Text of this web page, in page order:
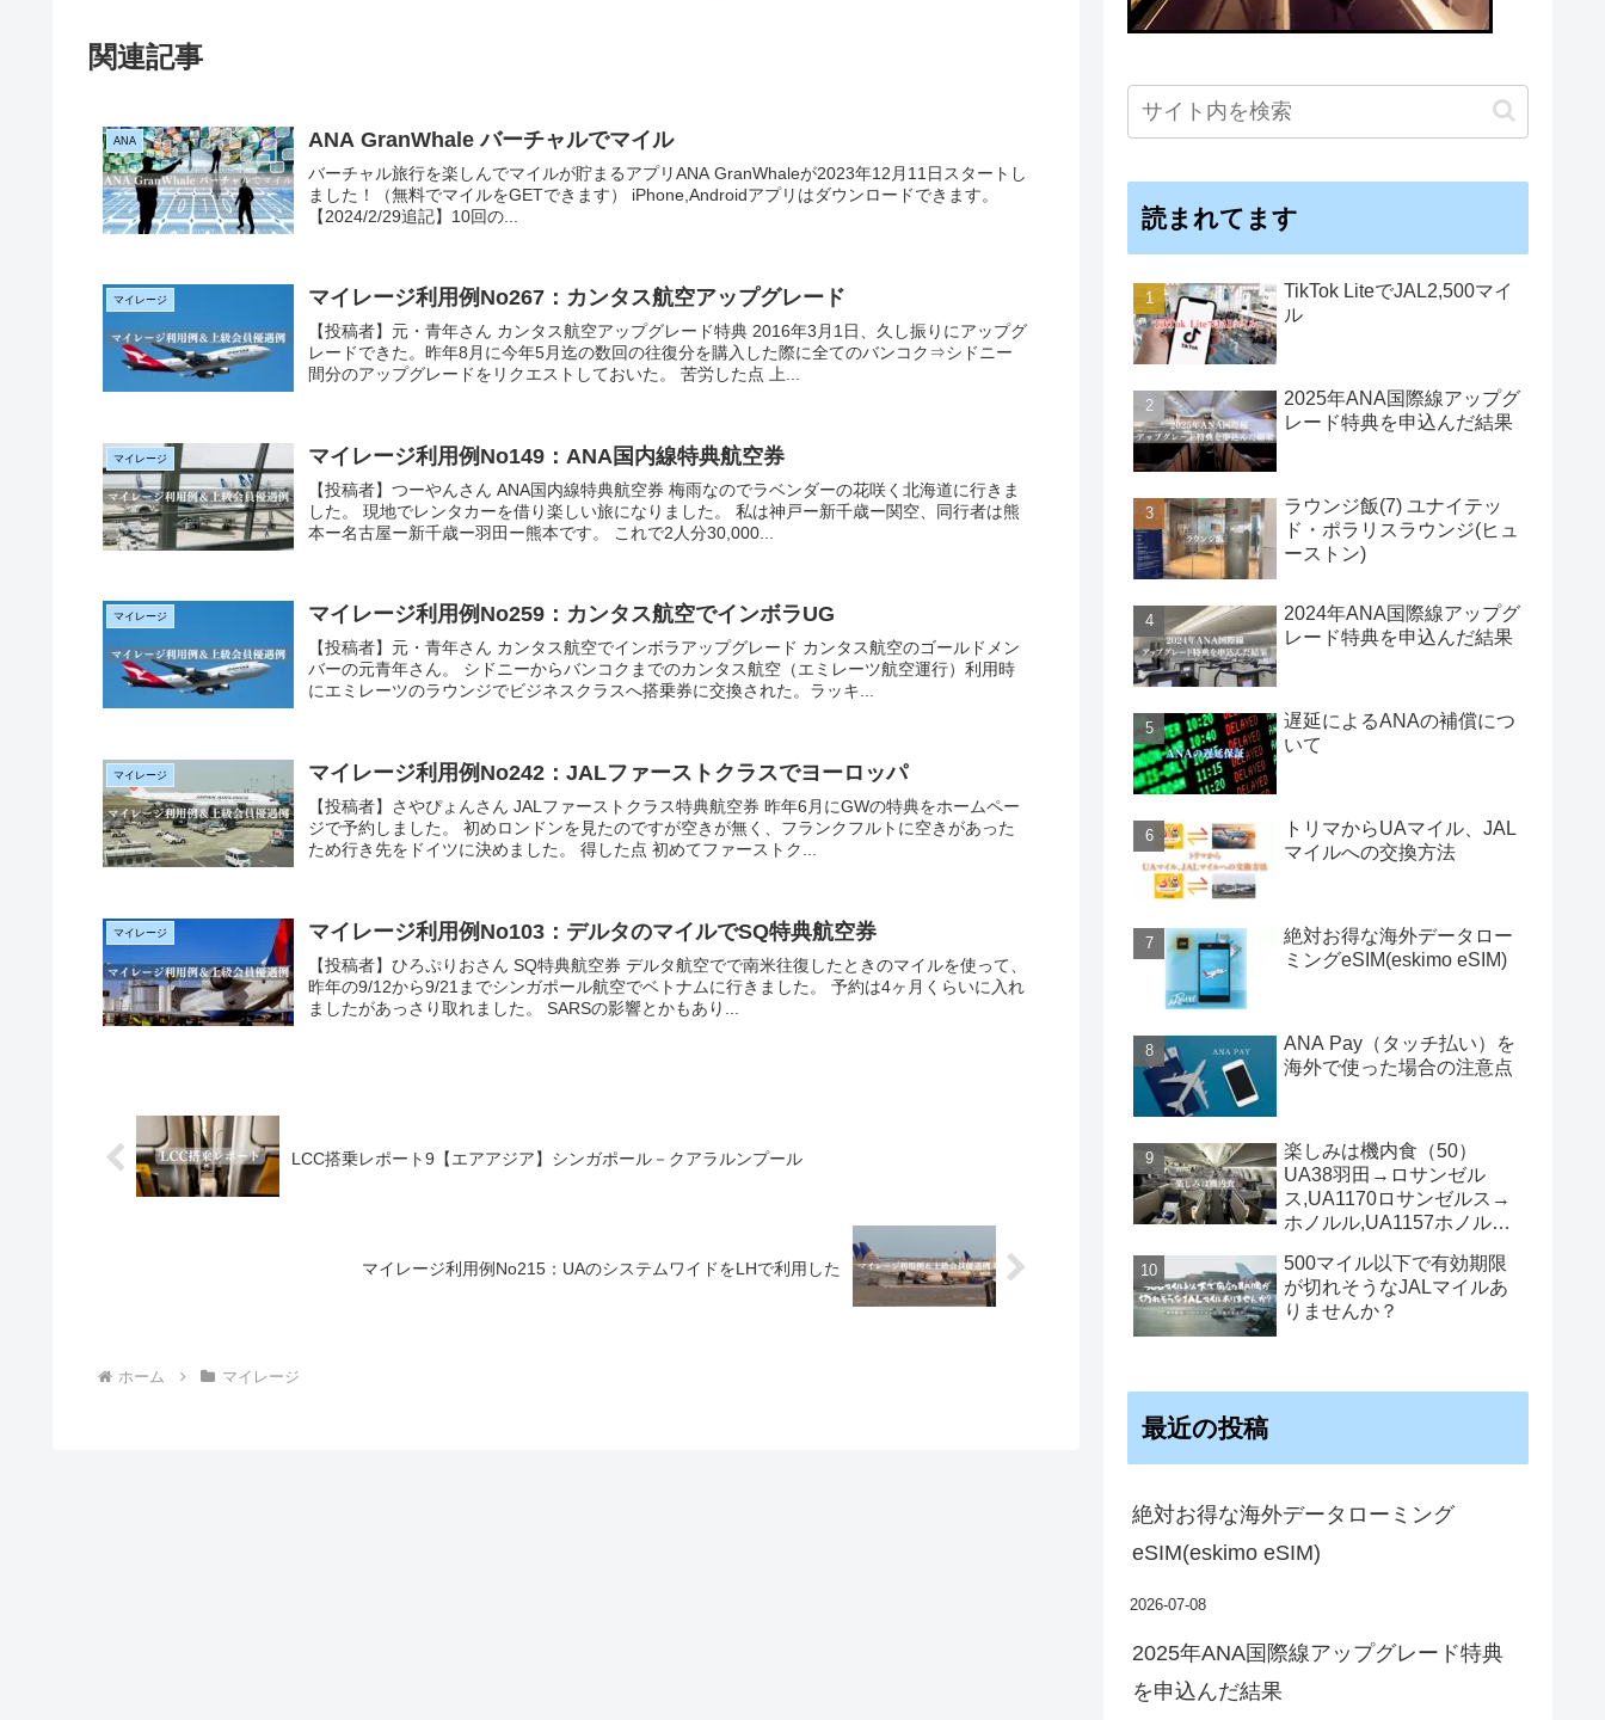
関連記事
ANA ANA GranWhale バーチャルでマイル
バーチャル旅行を楽しんでマイルが貯まるアプリANA GranWhaleが2023年12月11日スタートし
ました！（無料でマイルをGETできます） iPhone,Androidアプリはダウンロードできます。
【2024/2/29追記】10回の...
マイレージ マイレージ利用例No267：カンタス航空アップグレード
【投稿者】元・青年さん カンタス航空アップグレード特典 2016年3月1日、久し振りにアップグ
レードできた。昨年8月に今年5月迄の数回の往復分を購入した際に全てのバンコク⇒シドニー
間分のアップグレードをリクエストしておいた。 苦労した点 上...
マイレージ マイレージ利用例No149：ANA国内線特典航空券
【投稿者】つーやんさん ANA国内線特典航空券 梅雨なのでラベンダーの花咲く北海道に行きま
した。 現地でレンタカーを借り楽しい旅になりました。 私は神戸ー新千歳ー関空、同行者は熊
本ー名古屋ー新千歳ー羽田ー熊本です。 これで2人分30,000...
マイレージ マイレージ利用例No259：カンタス航空でインボラUG
【投稿者】元・青年さん カンタス航空でインボラアップグレード カンタス航空のゴールドメン
バーの元青年さん。 シドニーからバンコクまでのカンタス航空（エミレーツ航空運行）利用時
にエミレーツのラウンジでビジネスクラスへ搭乗券に交換された。ラッキ...
マイレージ マイレージ利用例No242：JALファーストクラスでヨーロッパ
【投稿者】さやぴょんさん JALファーストクラス特典航空券 昨年6月にGWの特典をホームペー
ジで予約しました。 初めロンドンを見たのですが空きが無く、フランクフルトに空きがあった
ため行き先をドイツに決めました。 得した点 初めてファーストク...
マイレージ マイレージ利用例No103：デルタのマイルでSQ特典航空券
【投稿者】ひろぷりおさん SQ特典航空券 デルタ航空でで南米往復したときのマイルを使って、
昨年の9/12から9/21までシンガポール航空でベトナムに行きました。 予約は4ヶ月くらいに入れ
ましたがあっさり取れました。 SARSの影響とかもあり...
LCC搭乗レポート9【エアアジア】シンガポール－クアラルンプール
マイレージ利用例No215：UAのシステムワイドをLHで利用した
ホーム マイレージ
読まれてます
TikTok LiteでJAL2,500マイ
ル
2025年ANA国際線アップグ
レード特典を申込んだ結果
ラウンジ飯(7) ユナイテッ
ド・ポラリスラウンジ(ヒュ
ーストン)
2024年ANA国際線アップグ
レード特典を申込んだ結果
遅延によるANAの補償につ
いて
トリマからUAマイル、JAL
マイルへの交換方法
絶対お得な海外データロー
ミングeSIM(eskimo eSIM)
ANA Pay（タッチ払い）を
海外で使った場合の注意点
楽しみは機内食（50）
UA38羽田→ロサンゼル
ス,UA1170ロサンゼルス→
ホノルル,UA1157ホノルル
500マイル以下で有効期限
が切れそうなJALマイルあ
りませんか？
最近の投稿
絶対お得な海外データローミング
eSIM(eskimo eSIM)
2026-07-08
2025年ANA国際線アップグレード特典
を申込んだ結果